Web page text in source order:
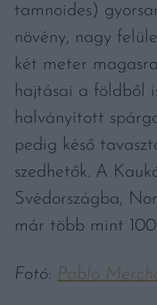
tamnoides)
növény, nagy
két meter
hajtásai a földből
halványított
pedig késő
szedhetők. A
Svédországba,
már több mint
Fotó: Pablo